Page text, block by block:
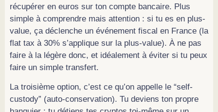
récupérer en euros sur ton compte bancaire. Plus
simple à comprendre mais attention : si tu es en plus-
value, ça déclenche un événement fiscal en France (la
flat tax à 30% s’applique sur la plus-value). À ne pas
faire à la légère donc, et idéalement à éviter si tu peux
faire un simple transfert.
La troisième option, c’est ce qu’on appelle le “self-
custody” (auto-conservation). Tu deviens ton propre